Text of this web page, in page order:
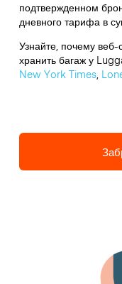
подтвержденном
дневного тарифа в
Узнайте, почему веб-
хранить багаж у
New York Times,